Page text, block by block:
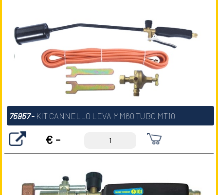
75957- KIT CANNELLO LEVA MM60 TUBO MT10
€ -